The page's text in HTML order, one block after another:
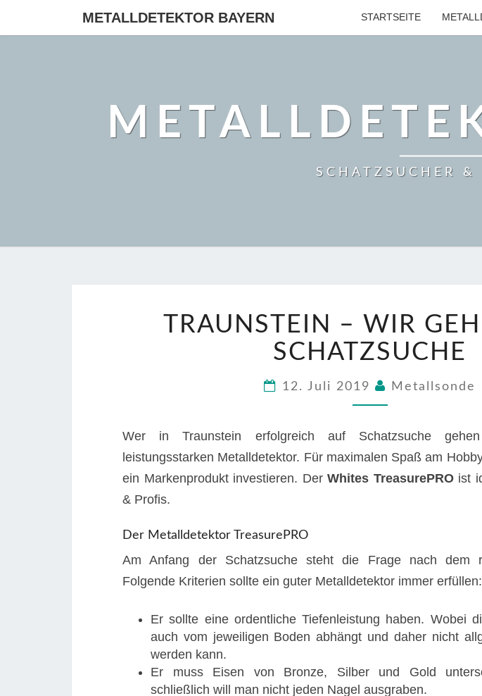
METALLDETEKTOR BAYERN STARTSEITE
SCHATZSUCHER &
–
WIR
GEHEN
SCHATZSUCHE
TRAUNSTEIN – WIR
SCHATZSUCHE
12. Juli 2019 Metallsonde
Wer in Traunstein erfolgreich auf Schatzsuche
leistungsstarken Metalldetektor. Für maximalen Spaß am
ein Markenprodukt investieren. Der Whites TreasurePROist
& Profis.
Der Metalldetektor TreasurePRO
Am Anfang der Schatzsuche steht die Frage nach dem
Folgende Kriterien sollte ein guter Metalldetektor immer erfüllen:
Er sollte eine ordentliche Tiefenleistung haben. Wobei
auch vom jeweiligen Boden abhängt und daher nicht
werden kann.
Er muss Eisen von Bronze, Silber und Gold
schließlich will man nicht jeden Nagel ausgraben.